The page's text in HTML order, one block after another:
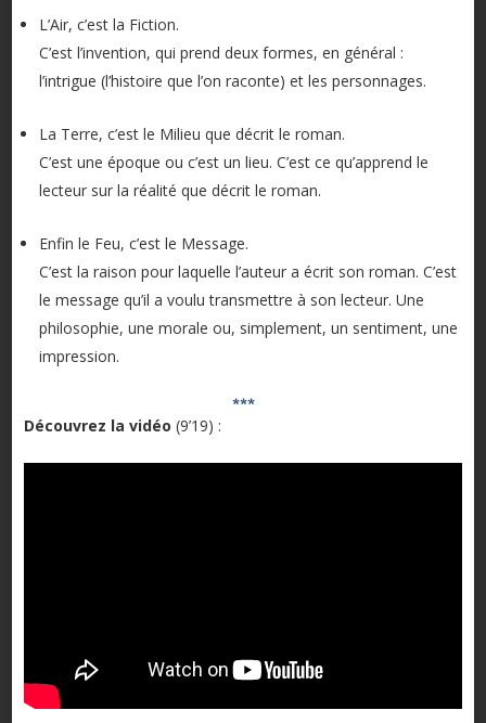
L’Air, c’est la Fiction.
C’est l’invention, qui prend deux formes, en général :
l’intrigue (l’histoire que l’on raconte) et les personnages.
La Terre, c’est le Milieu que décrit le roman.
C’est une époque ou c’est un lieu. C’est ce qu’apprend le
lecteur sur la réalité que décrit le roman.
Enfin le Feu, c’est le Message.
C’est la raison pour laquelle l’auteur a écrit son roman. C’est
le message qu’il a voulu transmettre à son lecteur. Une
philosophie, une morale ou, simplement, un sentiment, une
impression.
***
Découvrez la vidéo (9’19) :